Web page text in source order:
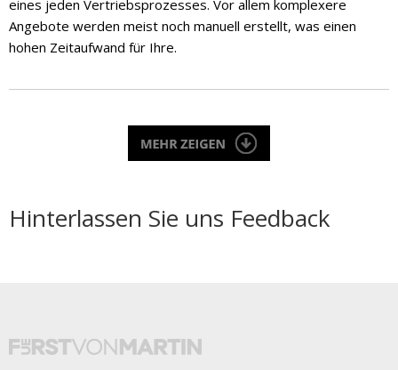
eines jeden Vertriebsprozesses. Vor allem komplexere
Angebote werden meist noch manuell erstellt, was einen
hohen Zeitaufwand für Ihre.
Hinterlassen Sie uns Feedback